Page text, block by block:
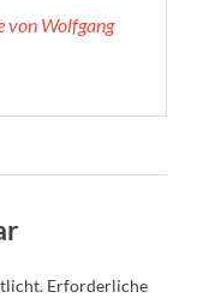
von Wolfgang
Erforderliche